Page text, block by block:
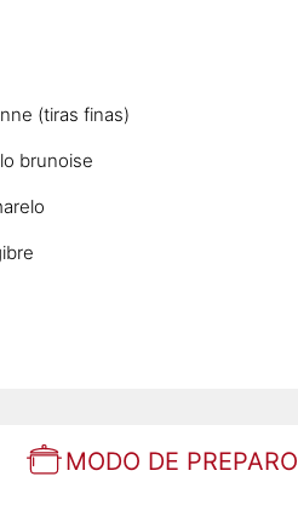
(tiras finas)
brunoise
MODO DE PREPARO